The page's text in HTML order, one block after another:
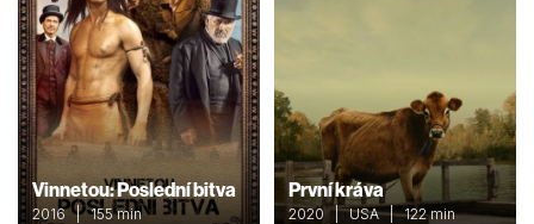
Vinnetou: Poslední bitva
2016 | 155 min
První kráva
2020 | USA | 122 min